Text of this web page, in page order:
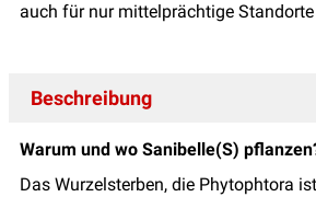
auch für nur mittelprächtige
Beschreibung
Warum und wo Sanibelle(S)
Das Wurzelsterben, die Phytophtora